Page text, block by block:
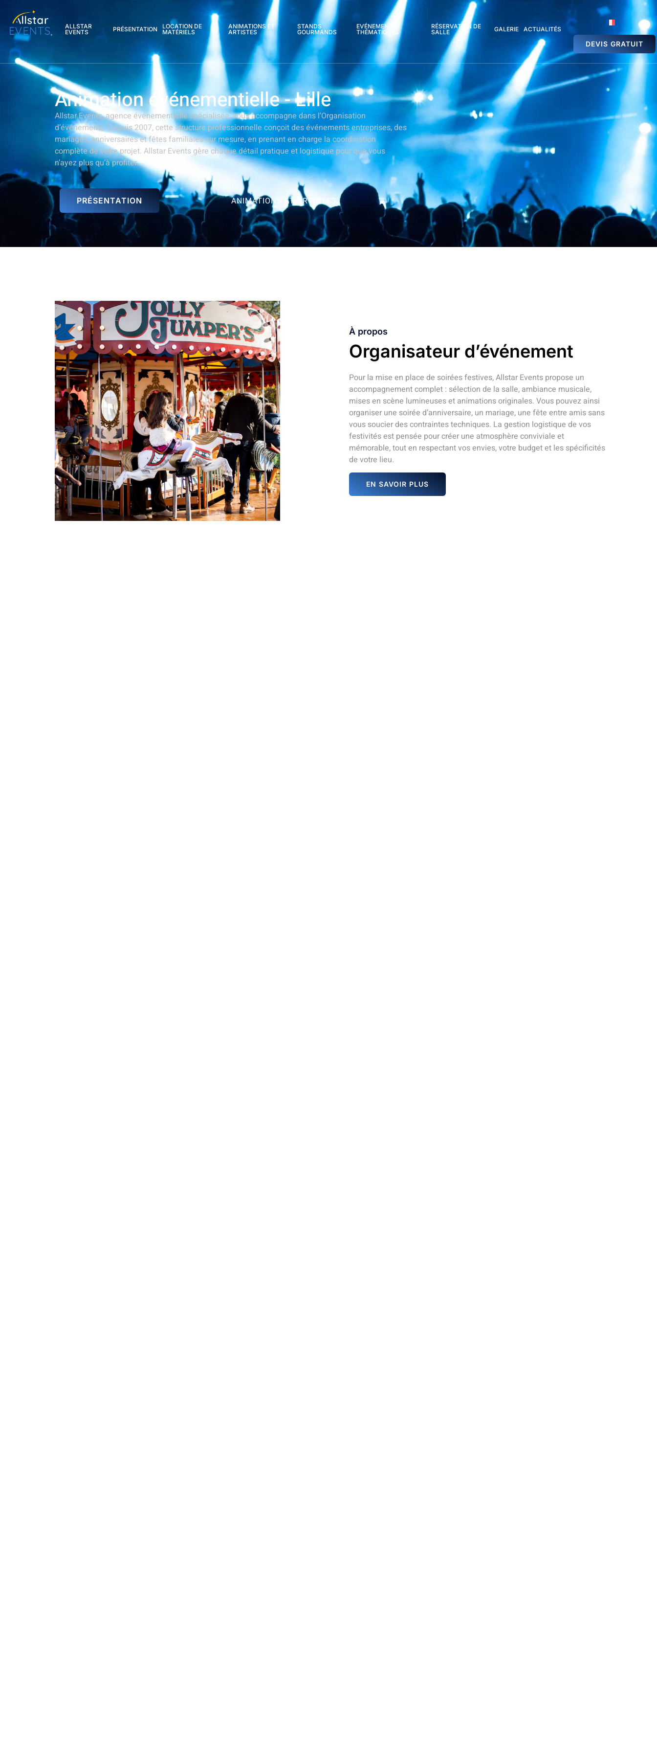
principal
ALLSTAR
EVENTS
PRÉSENTATION
LOCATION DE
MATÉRIELS
ANIMATIONS ET
ARTISTES
STANDS
GOURMANDS
EVÉNEMENTS
THÉMATIQUES
RÉSERVATION DE
SALLE
GALERIE ACTUALITÉS
DEVIS GRATUIT
Animation événementielle - Lille
Allstar Events, agence événementielle spécialisée, vous accompagne dans l’Organisation
d’événements. Depuis 2007, cette structure professionnelle conçoit des événements entreprises, des
mariages, anniversaires et fêtes familiales sur mesure, en prenant en charge la coordination
complète de votre projet. Allstar Events gère chaque détail pratique et logistique pour que vous
n’ayez plus qu’à profiter.
PRÉSENTATION ANIMATIONS ET ARTISTES
À propos
Organisateur d’événement
Pour la mise en place de soirées festives, Allstar Events propose un
accompagnement complet : sélection de la salle, ambiance musicale,
mises en scène lumineuses et animations originales. Vous pouvez ainsi
organiser une soirée d’anniversaire, un mariage, une fête entre amis sans
vous soucier des contraintes techniques. La gestion logistique de vos
festivités est pensée pour créer une atmosphère conviviale et
mémorable, tout en respectant vos envies, votre budget et les spécificités
de votre lieu.
EN SAVOIR PLUS